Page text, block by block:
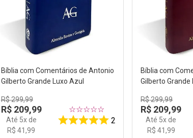
Bíblia com Comentários de Antonio
Gilberto Grande Luxo Azul
R$299,99
R$ 209,99
Até 5x de
R$ 41,99
☆☆☆☆☆
2
Bíblia com
Gilberto Grande
R$299,99
R$ 209,99
Até 5x de
R$ 41,99